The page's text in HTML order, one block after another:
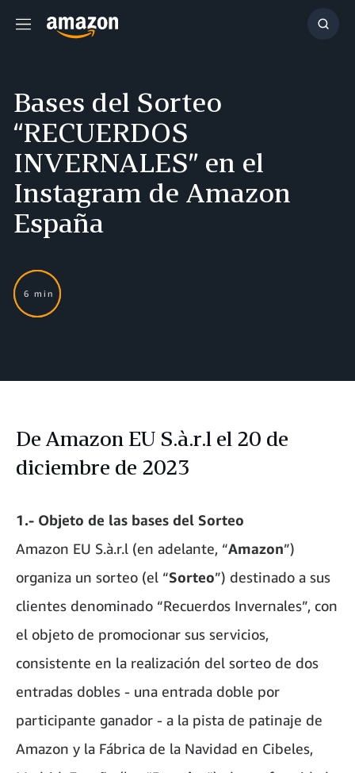
Menú
Bases del Sorteo
“RECUERDOS
INVERNALES” en el
Instagram de Amazon
España
6 min
De Amazon EU S.à.r.l el 20 de
diciembre de 2023
1.- Objeto de las bases del Sorteo
Amazon EU S.à.r.l (en adelante, “Amazon”)
organiza un sorteo (el “Sorteo”) destinado a sus
clientes denominado “Recuerdos Invernales”, con
el objeto de promocionar sus servicios,
consistente en la realización del sorteo de dos
entradas dobles - una entrada doble por
participante ganador - a la pista de patinaje de
Amazon y la Fábrica de la Navidad en Cibeles,